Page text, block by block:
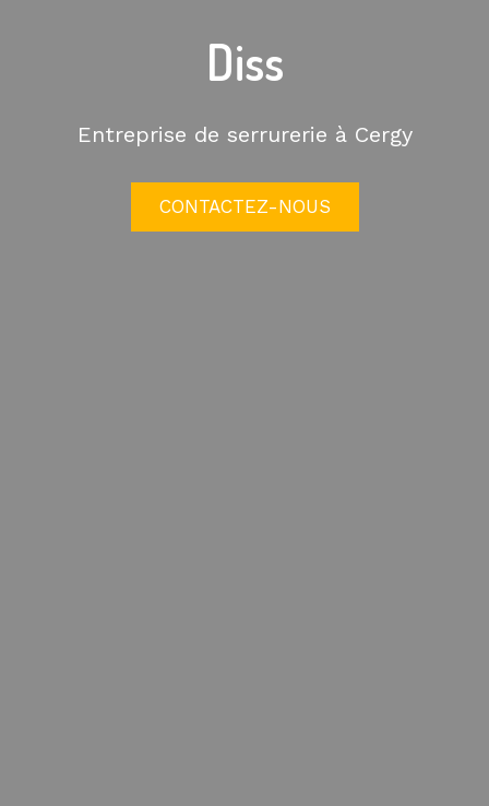
Diss
Entreprise de serrurerie à Cergy
CONTACTEZ-NOUS